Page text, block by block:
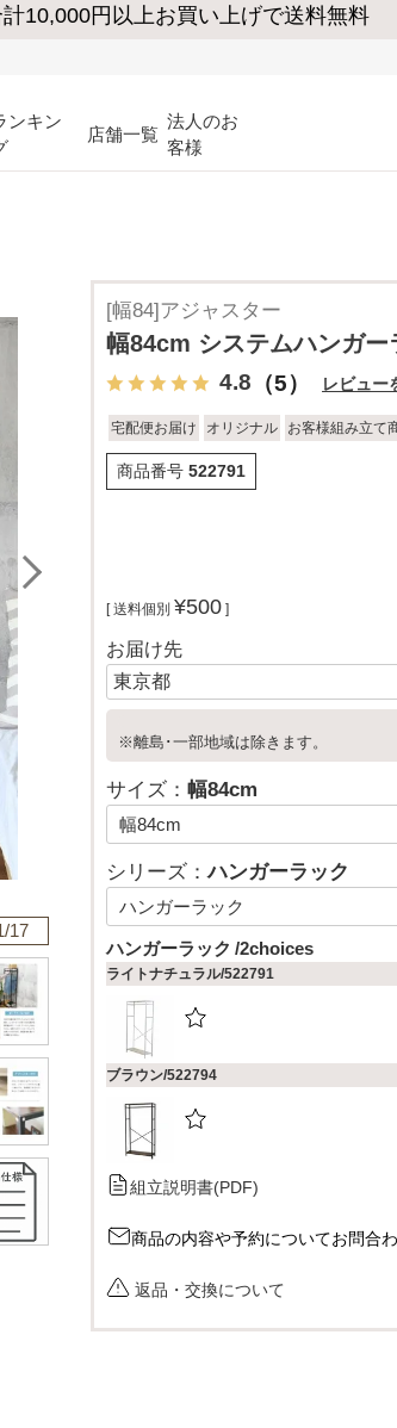
ンキン
店舗一覧
法人のお
客様
17
[幅84]アジャスター
幅84cm システムハンガー
4.8 （5） レビュー
宅配便お届け オリジナル お客様組み立て
商品番号 522791
送料個別 ¥500
お届け先
※離島･一部地域は除きます。
サイズ： 幅84cm
シリーズ：ハンガーラック
ハンガーラック 2choices
ライトナチュラル/522791
ブラウン/522794
組立説明書(PDF)
商品の内容や予約についてお問合
返品・交換について